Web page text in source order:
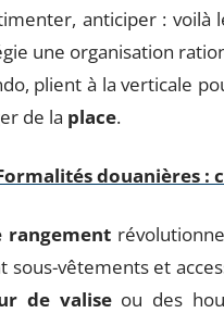
anticiper : voilà
une organisation
plient à la verticale
de la place.
douanières :
rangement
sous-vêtements et
de valiseou des